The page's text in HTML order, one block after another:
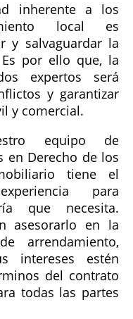
inherente a los
local es
y salvaguardar la
por ello que, la
expertos será
y garantizar
y comercial.
equipo de
en Derecho de los
tiene el
para
que necesita.
asesorarlo en la
arrendamiento,
intereses estén
del contrato
todas las partes